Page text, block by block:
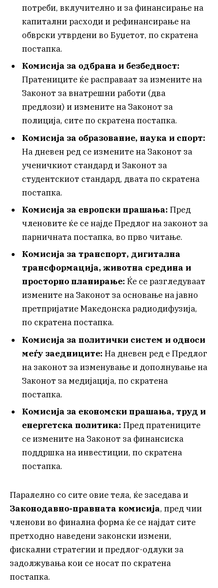
потреби, вклучително и за финансирање на
капитални расходи и рефинансирање на
обврски утврдени во Буџетот, по скратена
постапка.
Комисија за одбрана и безбедност:
Пратениците ќе расправаат за измените на
Законот за внатрешни работи (два
предлози) и измените на Законот за
полиција, сите по скратена постапка.
Комисија за образование, наука и спорт:
На дневен ред се измените на Законот за
ученичкиот стандард и Законот за
студентскиот стандард, двата по скратена
постапка.
Комисија за европски прашања: Пред
членовите ќе се најде Предлог на законот за
парничната постапка, во прво читање.
Комисија за транспорт, дигитална
трансформација, животна средина и
просторно планирање: Ќе се разгледуваат
измените на Законот за основање на јавно
претпријатие Македонска радиодифузија,
по скратена постапка.
Комисија за политички систем и односи
меѓу заедниците: На дневен ред е Предлог
на законот за изменување и дополнување на
Законот за медијација, по скратена
постапка.
Комисија за економски прашања, труд и
енергетска политика: Пред пратениците
се измените на Законот за финансиска
поддршка на инвестиции, по скратена
постапка.
Паралелно со сите овие тела, ќе заседава и
Законодавно-правната комисија, пред чии
членови во финална форма ќе се најдат сите
претходно наведени законски измени,
фискални стратегии и предлог-одлуки за
задолжувања кои се носат по скратена
постапка.